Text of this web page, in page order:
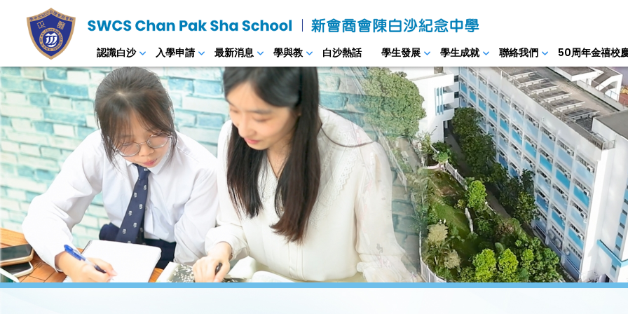
認識白沙 入學申請 最新消息 學與教 白沙熱話 學生發展 學生成就 聯絡我們 50周年金禧校